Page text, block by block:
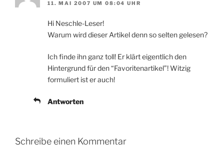
11. MAI 2007 UM 08:04 UHR
Hi Neschle-Leser!
Warum wird dieser Artikel denn so selten gelesen?
Ich finde ihn ganz toll! Er klärt eigentlich den
Hintergrund für den “Favoritenartikel”! Witzig
formuliert ist er auch!
Antworten
Schreibe einen Kommentar